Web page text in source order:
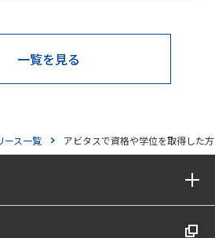
一覧を見る
ース一覧 アビタスで資格や学位を取得した